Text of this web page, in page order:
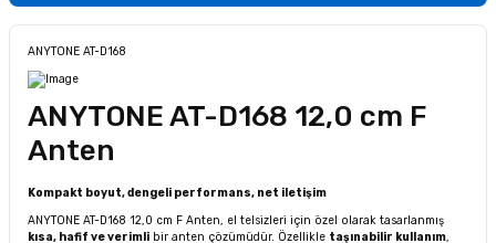
ANYTONE AT-D168
ANYTONE AT-D168 12,0 cm F
Anten
Kompakt boyut, dengeli performans, net iletişim
ANYTONE AT-D168 12,0 cm F Anten, el telsizleri için özel olarak tasarlanmış
kısa, hafif ve verimli bir anten çözümüdür. Özellikle taşınabilir kullanım,